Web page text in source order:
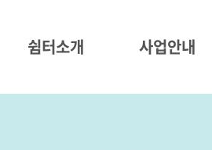
쉼터소개 사업안내